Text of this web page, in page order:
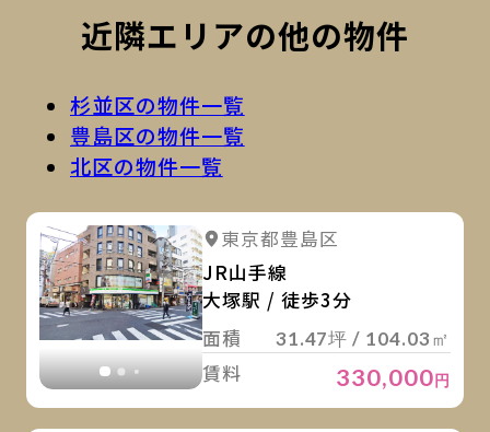
近隣エリアの他の物件
杉並区の物件一覧
豊島区の物件一覧
北区の物件一覧
詳細を見る
東京都豊島区
JR山手線
大塚駅 / 徒歩3分
面積
31.47坪 / 104.03㎡
賃料 330,000円